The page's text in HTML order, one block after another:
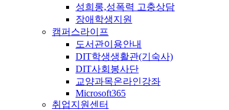
성희롱,성폭력 고충상담
장애학생지원
캠퍼스라이프
도서관이용안내
DIT학생생활관(기숙사)
DIT사회봉사단
교양과목온라인강좌
Microsoft365
취업지원센터